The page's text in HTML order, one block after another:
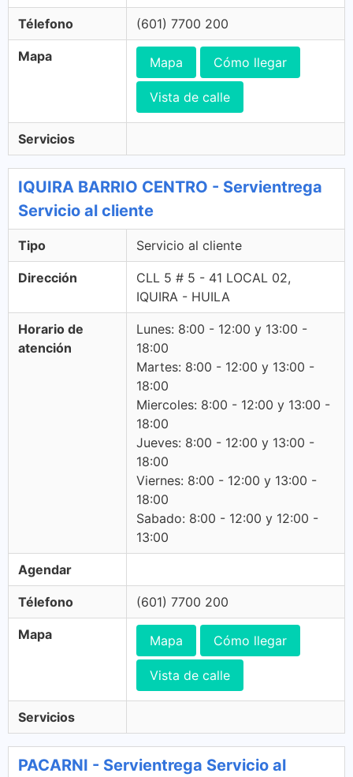
Télefono (601) 7700 200
Mapa Mapa Cómo llegar
Vista de calle
Servicios
IQUIRA BARRIO CENTRO - Servientrega
Servicio al cliente
Tipo Servicio al cliente
Dirección
CLL 5 # 5 - 41 LOCAL 02,
IQUIRA - HUILA
Horario de
atención
Lunes: 8:00 - 12:00 y 13:00 -
18:00
Martes: 8:00 - 12:00 y 13:00 -
18:00
Miercoles: 8:00 - 12:00 y 13:00 -
18:00
Jueves: 8:00 - 12:00 y 13:00 -
18:00
Viernes: 8:00 - 12:00 y 13:00 -
18:00
Sabado: 8:00 - 12:00 y 12:00 -
13:00
Agendar
Télefono (601) 7700 200
Mapa Mapa Cómo llegar
Vista de calle
Servicios
PACARNI - Servientrega Servicio al